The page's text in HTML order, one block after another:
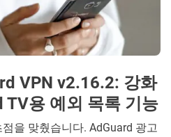
VPN v2.16.2: 강화
TV용 예외 목록 기능
을 맞췄습니다. AdGuard 광고